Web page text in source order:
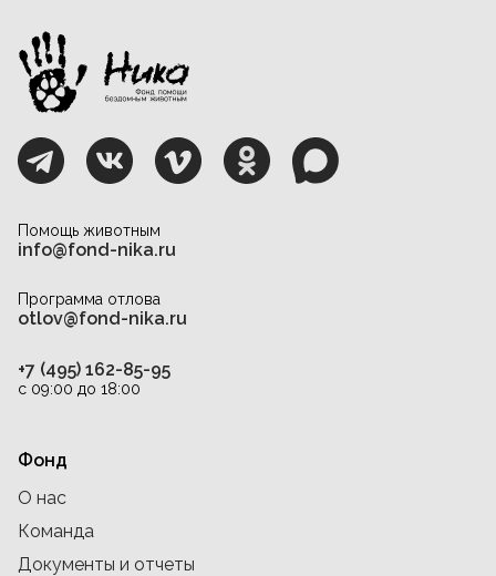
Помощь животным
info@fond-nika.ru
Программа отлова
otlov@fond-nika.ru
+7 (495) 162-85-95
с 09:00 до 18:00
Фонд
О нас
Команда
Документы и отчеты